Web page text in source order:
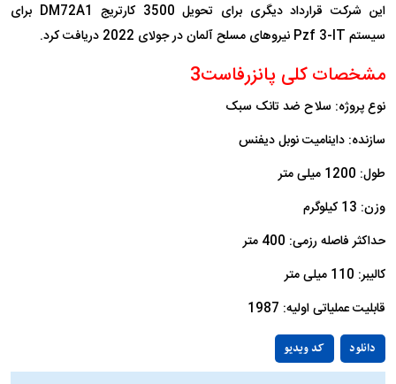
این شرکت قرارداد دیگری برای تحویل 3500 کارتریج DM72A1 برای
سیستم Pzf 3-IT نیروهای مسلح آلمان در جولای 2022 دریافت کرد.
مشخصات کلی پانزرفاست3
نوع پروژه: سلاح ضد تانک سبک
سازنده: داینامیت نوبل دیفنس
طول: 1200 میلی متر
وزن: 13 کیلوگرم
حداکثر فاصله رزمی: 400 متر
کالیبر: 110 میلی متر
قابلیت عملیاتی اولیه: 1987
کد ویدیو دانلود